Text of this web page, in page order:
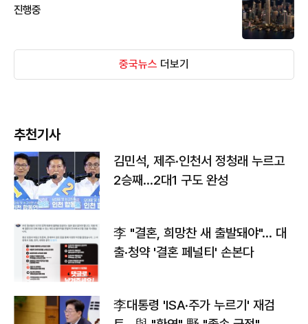
진행중
중국뉴스 더보기
추천기사
김민석, 제주·인천서 정청래 누르고
2승째…2대1 구도 완성
李 "결혼, 희망찬 새 출발돼야"… 대
출·청약 '결혼 페널티' 손본다
李대통령 'ISA·주가 누르기' 재검